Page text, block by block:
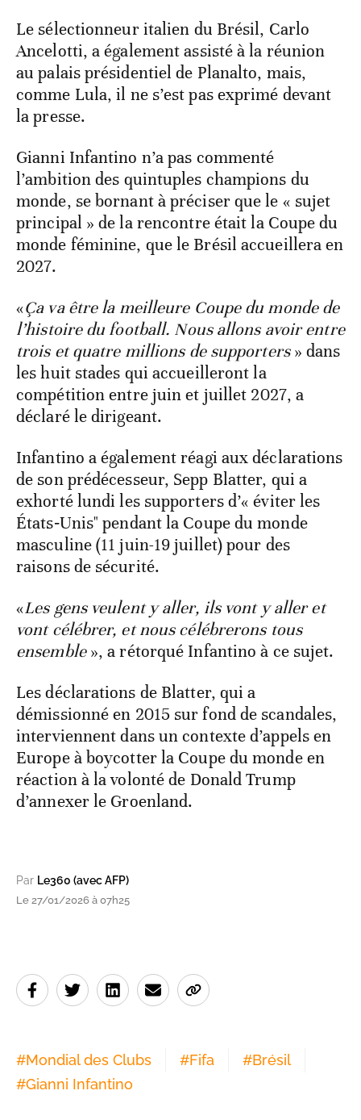
Le sélectionneur italien du Brésil, Carlo
Ancelotti, a également assisté à la réunion
au palais présidentiel de Planalto, mais,
comme Lula, il ne s’est pas exprimé devant
la presse.
Gianni Infantino n’a pas commenté
l’ambition des quintuples champions du
monde, se bornant à préciser que le « sujet
principal » de la rencontre était la Coupe du
monde féminine, que le Brésil accueillera en
2027.
«Ça va être la meilleure Coupe du monde de
l’histoire du football. Nous allons avoir entre
trois et quatre millions de supporters» dans
les huit stades qui accueilleront la
compétition entre juin et juillet 2027, a
déclaré le dirigeant.
Infantino a également réagi aux déclarations
de son prédécesseur, Sepp Blatter, qui a
exhorté lundi les supporters d’« éviter les
États‑Unis" pendant la Coupe du monde
masculine (11 juin-19 juillet) pour des
raisons de sécurité.
«Les gens veulent y aller, ils vont y aller et
vont célébrer, et nous célébrerons tous
ensemble», a rétorqué Infantino à ce sujet.
Les déclarations de Blatter, qui a
démissionné en 2015 sur fond de scandales,
interviennent dans un contexte d’appels en
Europe à boycotter la Coupe du monde en
réaction à la volonté de Donald Trump
d’annexer le Groenland.
Par Le360 (avec AFP)
Le 27/01/2026 à 07h25
#Mondial des Clubs #Fifa #Brésil
#Gianni Infantino